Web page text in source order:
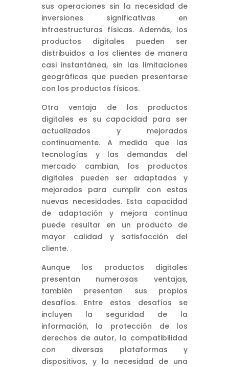
sus operaciones sin la necesidad de
inversiones significativas en
infraestructuras físicas. Además, los
productos digitales pueden ser
distribuidos a los clientes de manera
casi instantánea, sin las limitaciones
geográficas que pueden presentarse
con los productos físicos.
Otra ventaja de los productos
digitales es su capacidad para ser
actualizados y mejorados
continuamente. A medida que las
tecnologías y las demandas del
mercado cambian, los productos
digitales pueden ser adaptados y
mejorados para cumplir con estas
nuevas necesidades. Esta capacidad
de adaptación y mejora continua
puede resultar en un producto de
mayor calidad y satisfacción del
cliente.
Aunque los productos digitales
presentan numerosas ventajas,
también presentan sus propios
desafíos. Entre estos desafíos se
incluyen la seguridad de la
información, la protección de los
derechos de autor, la compatibilidad
con diversas plataformas y
dispositivos, y la necesidad de una